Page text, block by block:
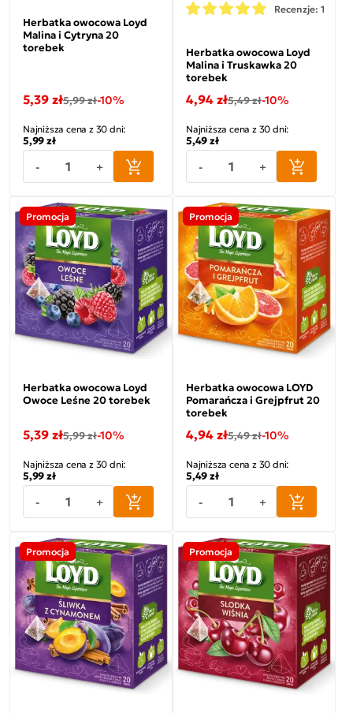
Herbatka owocowa Loyd
Malina i Cytryna 20
torebek
5,39 zł5,99 zł-10%
Najniższa cena z 30 dni:
5,99 zł
- +
Recenzje: 1
Herbatka owocowa Loyd
Malina i Truskawka 20
torebek
4,94 zł5,49 zł-10%
Najniższa cena z 30 dni:
5,49 zł
- +
Promocja
Herbatka owocowa Loyd
Owoce Leśne 20 torebek
5,39 zł5,99 zł-10%
Najniższa cena z 30 dni:
5,99 zł
- +
Promocja
Herbatka owocowa LOYD
Pomarańcza i Grejpfrut 20
torebek
4,94 zł5,49 zł-10%
Najniższa cena z 30 dni:
5,49 zł
- +
Promocja Promocja